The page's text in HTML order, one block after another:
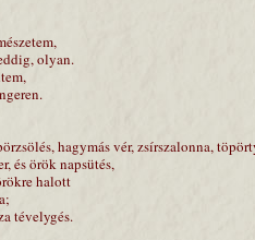
olyan.
hagymás vér, zsírszalonna,
és örök napsütés,
halott
tévelygés.